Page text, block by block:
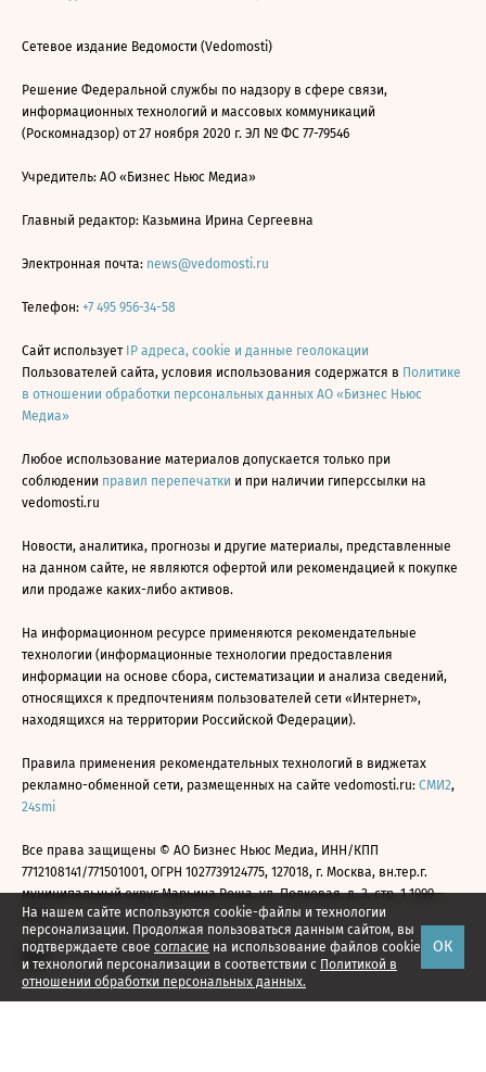
На нашем сайте используются cookie-файлы и технологии
персонализации. Продолжая пользоваться данным сайтом, вы
подтверждаете свое согласие на использование файлов cookie
и технологий персонализации в соответствии с Политикой в
отношении обработки персональных данных.
ОК
Сетевое издание Ведомости (Vedomosti)
Решение Федеральной службы по надзору в сфере связи,
информационных технологий и массовых коммуникаций
(Роскомнадзор) от 27 ноября 2020 г. ЭЛ № ФС 77-79546
Учредитель: АО «Бизнес Ньюс Медиа»
Главный редактор: Казьмина Ирина Сергеевна
Электронная почта: news@vedomosti.ru
Телефон: +7 495 956-34-58
Сайт использует IP адреса, cookie и данные геолокации
Пользователей сайта, условия использования содержатся в Политике
в отношении обработки персональных данных АО «Бизнес Ньюс
Медиа»
Любое использование материалов допускается только при
соблюдении правил перепечатки и при наличии гиперссылки на
vedomosti.ru
Новости, аналитика, прогнозы и другие материалы, представленные
на данном сайте, не являются офертой или рекомендацией к покупке
или продаже каких-либо активов.
На информационном ресурсе применяются рекомендательные
технологии (информационные технологии предоставления
информации на основе сбора, систематизации и анализа сведений,
относящихся к предпочтениям пользователей сети «Интернет»,
находящихся на территории Российской Федерации).
Правила применения рекомендательных технологий в виджетах
рекламно-обменной сети, размещенных на сайте vedomosti.ru: СМИ2,
24smi
Все права защищены © АО Бизнес Ньюс Медиа, ИНН/КПП
7712108141/771501001, ОГРН 1027739124775, 127018, г. Москва, вн.тер.г.
муниципальный округ Марьина Роща, ул. Полковая, д. 3, стр. 1 1999—
2026